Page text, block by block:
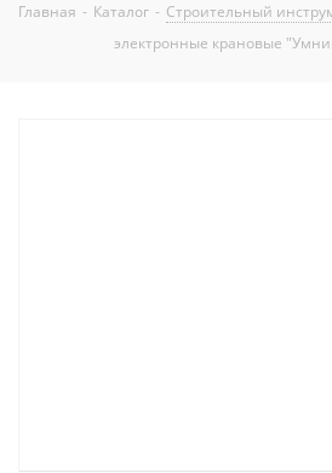
Главная - Каталог - Строительный
электронные крановые